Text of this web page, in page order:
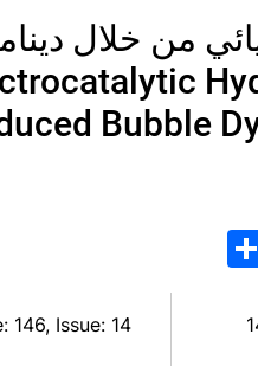
من خلال
Bubble
146, Issue: 14